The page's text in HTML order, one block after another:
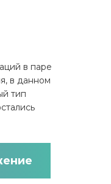
в паре
в данном
тип